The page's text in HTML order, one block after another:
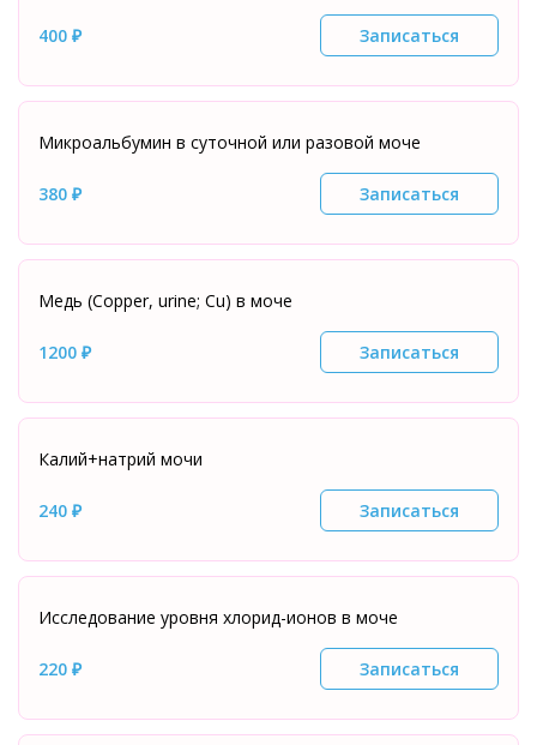
400 ₽ Записаться
Микроальбумин в суточной или разовой моче
380 ₽ Записаться
Медь (Copper, urine; Cu) в моче
1200 ₽ Записаться
Калий+натрий мочи
240 ₽ Записаться
Исследование уровня хлорид-ионов в моче
220 ₽ Записаться